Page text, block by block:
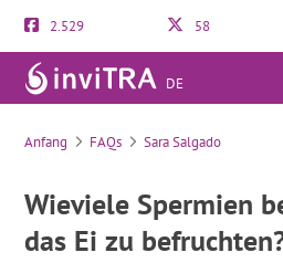
2.529 58
DE
Anfang FAQs Sara Salgado
Wieviele Spermien
das Ei zu